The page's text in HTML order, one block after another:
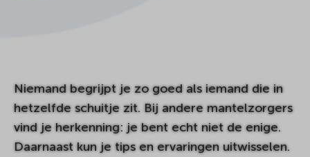
Niemand begrijpt je zo goed als iemand die in
hetzelfde schuitje zit. Bij andere mantelzorgers
vind je herkenning: je bent echt niet de enige.
Daarnaast kun je tips en ervaringen uitwisselen.